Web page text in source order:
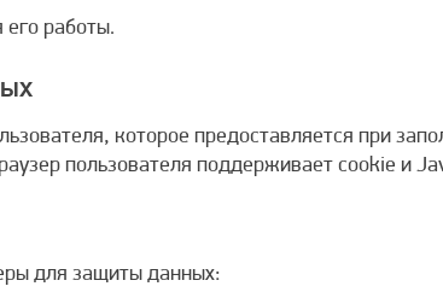
работы.
которое предоставляется при
пользователя поддерживает cookie и
для защиты данных: